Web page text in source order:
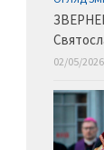
02/05/2026